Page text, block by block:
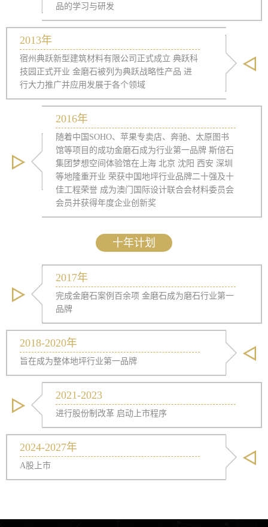
品的学习与研发
2013年
宿州典跃新型建筑材料有限公司正式成立 典跃科
技园正式开业 金磨石被列为典跃战略性产品 进
行大力推广并应用发展于各个领域
2016年
随着中国SOHO、苹果专卖店、奔驰、太原图书
馆等项目的成功金磨石成为行业第一品牌 斯倍石
集团梦想空间体验馆在上海 北京 沈阳 西安 深圳
等地隆重开业 荣获中国地坪行业品牌二十强及十
佳工程荣誉 成为澳门国际设计联合会材料委员会
会员并获得年度企业创新奖
十年计划
2017年
完成金磨石案例百余项 金磨石成为磨石行业第一
品牌
2018-2020年
旨在成为整体地坪行业第一品牌
2021-2023
进行股份制改革 启动上市程序
2024-2027年
A股上市